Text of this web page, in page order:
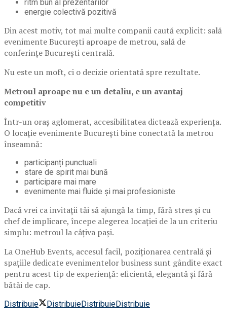
ritm bun al prezentărilor
energie colectivă pozitivă
Din acest motiv, tot mai multe companii caută explicit: sală
evenimente București aproape de metrou, sală de
conferințe București centrală.
Nu este un moft, ci o decizie orientată spre rezultate.
Metroul aproape nu e un detaliu, e un avantaj
competitiv
Într-un oraș aglomerat, accesibilitatea dictează experiența.
O locație evenimente București bine conectată la metrou
înseamnă:
participanți punctuali
stare de spirit mai bună
participare mai mare
evenimente mai fluide și mai profesioniste
Dacă vrei ca invitații tăi să ajungă la timp, fără stres și cu
chef de implicare, începe alegerea locației de la un criteriu
simplu: metroul la câțiva pași.
La OneHub Events, accesul facil, poziționarea centrală și
spațiile dedicate evenimentelor business sunt gândite exact
pentru acest tip de experiență: eficientă, elegantă și fără
bătăi de cap.
Distribuie DistribuieDistribuieDistribuie